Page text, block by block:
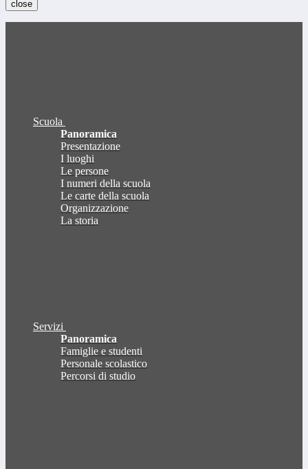
close
Scuola
Panoramica
Presentazione
I luoghi
Le persone
I numeri della scuola
Le carte della scuola
Organizzazione
La storia
Servizi
Panoramica
Famiglie e studenti
Personale scolastico
Percorsi di studio